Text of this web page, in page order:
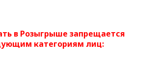
в Розыгрыше запрещается
категориям лиц: